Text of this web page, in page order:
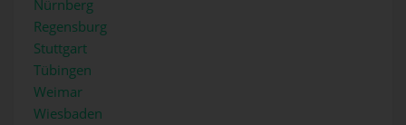
Nürnberg
Regensburg
Stuttgart
Tübingen
Weimar
Wiesbaden